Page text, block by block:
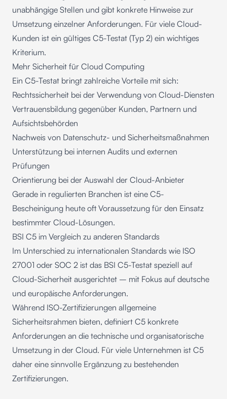
unabhängige Stellen und gibt konkrete Hinweise zur
Umsetzung einzelner Anforderungen. Für viele Cloud-
Kunden ist ein gültiges C5-Testat (Typ 2) ein wichtiges
Kriterium.
Mehr Sicherheit für Cloud Computing
Ein C5-Testat bringt zahlreiche Vorteile mit sich:
Rechtssicherheit bei der Verwendung von Cloud-Diensten
Vertrauensbildung gegenüber Kunden, Partnern und
Aufsichtsbehörden
Nachweis von Datenschutz- und Sicherheitsmaßnahmen
Unterstützung bei internen Audits und externen
Prüfungen
Orientierung bei der Auswahl der Cloud-Anbieter
Gerade in regulierten Branchen ist eine C5-
Bescheinigung heute oft Voraussetzung für den Einsatz
bestimmter Cloud-Lösungen.
BSI C5 im Vergleich zu anderen Standards
Im Unterschied zu internationalen Standards wie ISO
27001 oder SOC 2 ist das BSI C5-Testat speziell auf
Cloud-Sicherheit ausgerichtet – mit Fokus auf deutsche
und europäische Anforderungen.
Während ISO-Zertifizierungen allgemeine
Sicherheitsrahmen bieten, definiert C5 konkrete
Anforderungen an die technische und organisatorische
Umsetzung in der Cloud. Für viele Unternehmen ist C5
daher eine sinnvolle Ergänzung zu bestehenden
Zertifizierungen.